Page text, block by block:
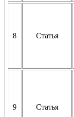
8 Статья
9 Статья